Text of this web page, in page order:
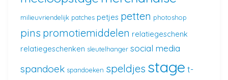
milieuvriendelijk patches petjes petten photoshop
pins promotiemiddelen relatiegeschenk
relatiegeschenken sleutelhanger social media
spandoek spandoeken speldjes stage t-